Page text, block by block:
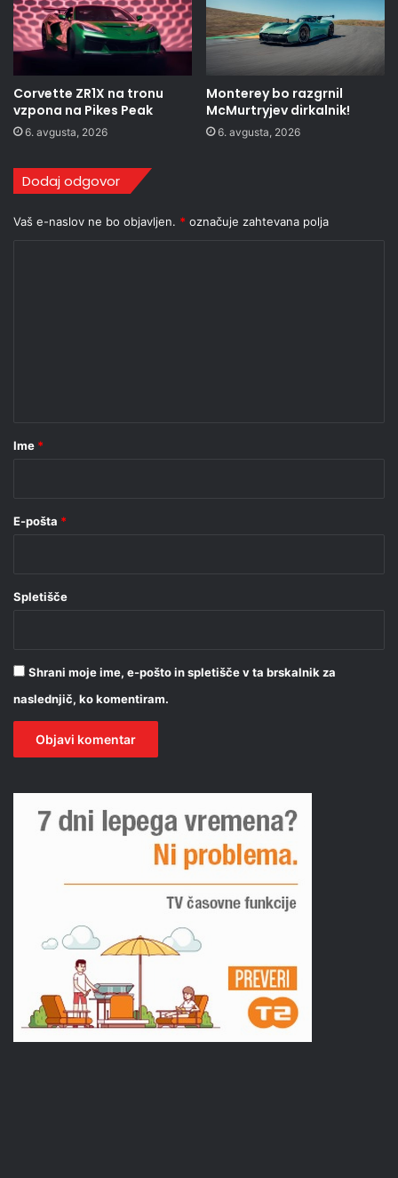
Corvette ZR1X na tronu
vzpona na Pikes Peak
6. avgusta, 2026
Monterey bo razgrnil
McMurtryjev dirkalnik!
6. avgusta, 2026
Dodaj odgovor
Vaš e-naslov ne bo objavljen. * označuje zahtevana polja
rIme *
E-pošta *
Spletišče
Shrani moje ime, e-pošto in spletišče v ta brskalnik za
naslednjič, ko komentiram.